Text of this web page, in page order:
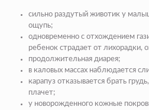
сильно раздутый животик у
ощупь;
одновременно с отхождением
ребенок страдает от лихорадки,
продолжительная диарея;
в каловых массах наблюдается
карапуз отказывается брать
плачет;
у новорожденного кожные